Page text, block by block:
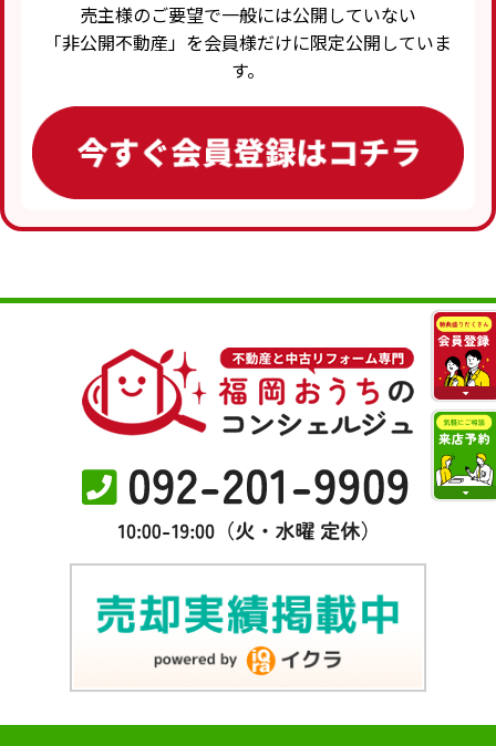
売主様のご要望で一般には公開していない
「非公開不動産」を会員様だけに限定公開していま
す。